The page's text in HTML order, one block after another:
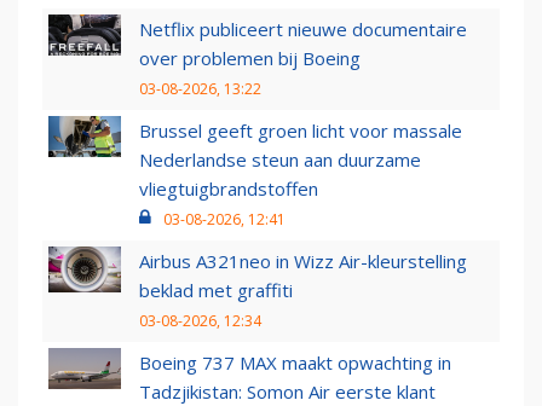
Netflix publiceert nieuwe documentaire
over problemen bij Boeing
03-08-2026, 13:22
Brussel geeft groen licht voor massale
Nederlandse steun aan duurzame
vliegtuigbrandstoffen
03-08-2026, 12:41
Airbus A321neo in Wizz Air-kleurstelling
beklad met graffiti
03-08-2026, 12:34
Boeing 737 MAX maakt opwachting in
Tadzjikistan: Somon Air eerste klant